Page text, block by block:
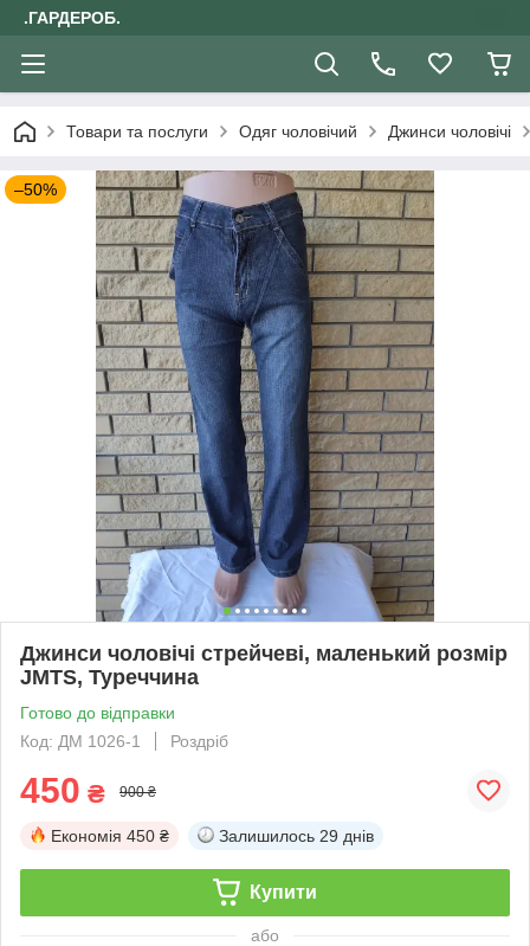
.ГАРДЕРОБ.
Товари та послуги Одяг чоловічий Джинси чоловічі
–50%
Джинси чоловічі стрейчеві, маленький розмір
JMTS, Туреччина
Готово до відправки
Код: ДМ 1026-1
Роздріб
450 ₴ 900 ₴
Економія 450 ₴ Залишилось 29 днів
Купити
або